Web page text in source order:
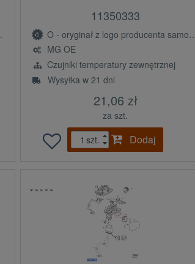
11350333
O - oryginał z logo producenta samochodu (OE)
MG OE
Czujniki temperatury zewnętrznej
Wysyłka w 21 dni
21,06 zł
za szt.
szt.
Dodaj